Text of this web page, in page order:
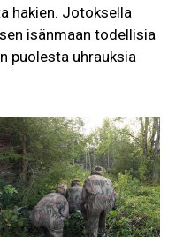
hakien. Jotoksella
isänmaan todellisia
puolesta uhrauksia